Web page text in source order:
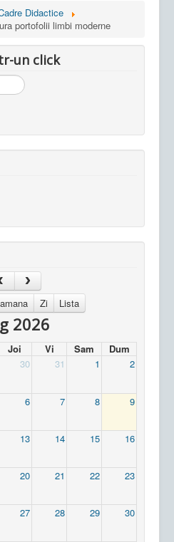
Didactice
portofolii limbi moderne
un click
Zi Lista
2026
Joi Vi Sam
Dum
30 31 1 2
6 7 8 9
13 14 15 16
20 21 22 23
27 28 29 30